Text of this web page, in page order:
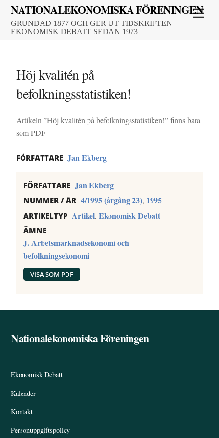
Skip
content
NATIONALEKONOMISKA FÖRENINGEN
GRUNDAD 1877 OCH GER UT TIDSKRIFTEN
EKONOMISK DEBATT SEDAN 1973
Höj kvalitén på
befolkningsstatistiken!
Artikeln ”Höj kvalitén på befolkningsstatistiken!” finns bara
som PDF
FÖRFATTARE Jan Ekberg
FÖRFATTARE Jan Ekberg
NUMMER / ÅR 4/1995 (årgång 23), 1995
ARTIKELTYP Artikel,Ekonomisk Debatt
ÄMNE
J. Arbetsmarknadsekonomi och
befolkningsekonomi
VISA SOM PDF
Back
Nationalekonomiska Föreningen
Ekonomisk Debatt
Kalender
Kontakt
Personuppgiftspolicy